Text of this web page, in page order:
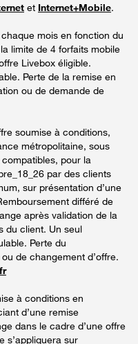
et Internet+Mobile.
mois en fonction du
limite de 4 forfaits mobile
Livebox éligible.
Perte de la remise en
ou de demande de
soumise à conditions,
métropolitaine, sous
compatibles, pour la
par des clients
sur présentation d’une
différé de
après validation de la
du client. Un seul
Perte du
de changement d’offre.
à conditions en
d’une remise
dans le cadre d’une offre
s’appliquera sur